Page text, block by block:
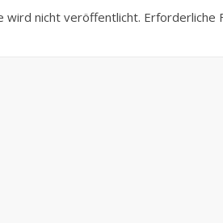
wird nicht veröffentlicht. Erforderliche